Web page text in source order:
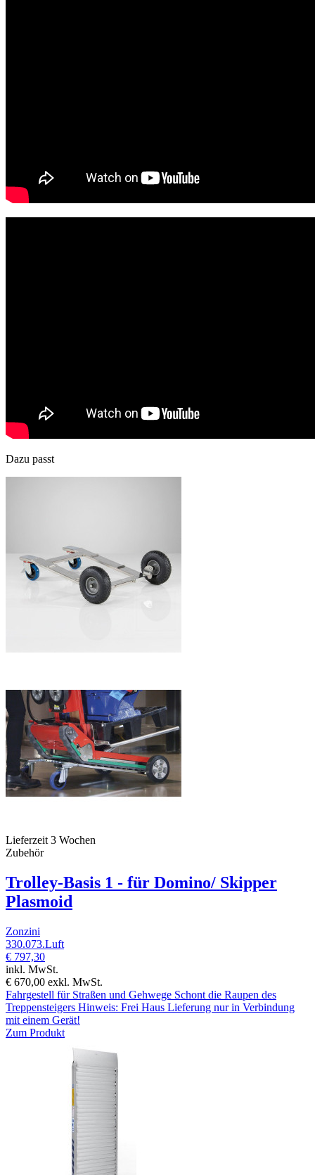
Dazu passt
Lieferzeit 3 Wochen
Zubehör
Trolley-Basis 1 - für Domino/ Skipper
Plasmoid
Zonzini
330.073.Luft
€ 797,30
inkl. MwSt.
€ 670,00 exkl. MwSt.
Fahrgestell für Straßen und Gehwege Schont die Raupen des
Treppensteigers Hinweis: Frei Haus Lieferung nur in Verbindung
mit einem Gerät!
Zum Produkt